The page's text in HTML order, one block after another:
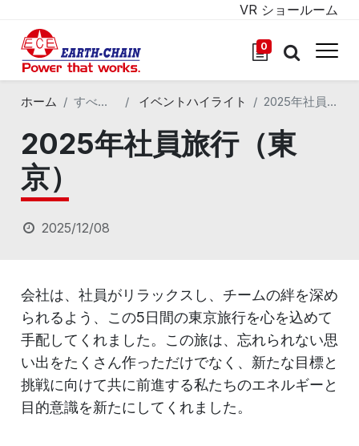
0
VR ショールーム
ホーム すべてのブログ イベントハイライト 2025年社員旅行（東京）
2025年社員旅行（東
京）
2025/12/08
会社は、社員がリラックスし、チームの絆を深め
られるよう、この5日間の東京旅行を心を込めて
手配してくれました。この旅は、忘れられない思
い出をたくさん作っただけでなく、新たな目標と
挑戦に向けて共に前進する私たちのエネルギーと
目的意識を新たにしてくれました。